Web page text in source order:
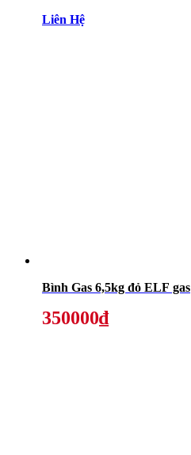
Liên Hệ
Bình Gas 6,5kg đỏ ELF gas
350000₫